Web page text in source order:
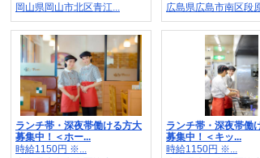
岡山県岡山市北区青江...
広島県広島市南区段
ランチ帯・深夜帯働ける方大
募集中！＜ホー...
時給1150円 ※...
ランチ帯・深夜帯働
募集中！＜キッ...
時給1150円 ※...